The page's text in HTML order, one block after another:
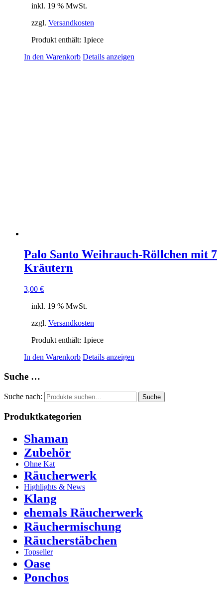
inkl. 19 % MwSt.
zzgl. Versandkosten
Produkt enthält: 1piece
In den Warenkorb Details anzeigen
Palo Santo Weihrauch-Röllchen mit 7
Kräutern
3,00 €
inkl. 19 % MwSt.
zzgl. Versandkosten
Produkt enthält: 1piece
In den Warenkorb Details anzeigen
Suche …
Suche nach: Suche
Produktkategorien
Shaman
Zubehör
Ohne Kat
Räucherwerk
Highlights & News
Klang
ehemals Räucherwerk
Räuchermischung
Räucherstäbchen
Topseller
Oase
Ponchos